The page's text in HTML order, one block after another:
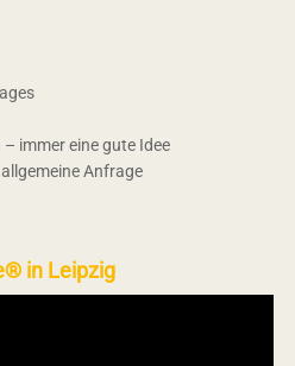
immer eine gute Idee
Anfrage
in Leipzig